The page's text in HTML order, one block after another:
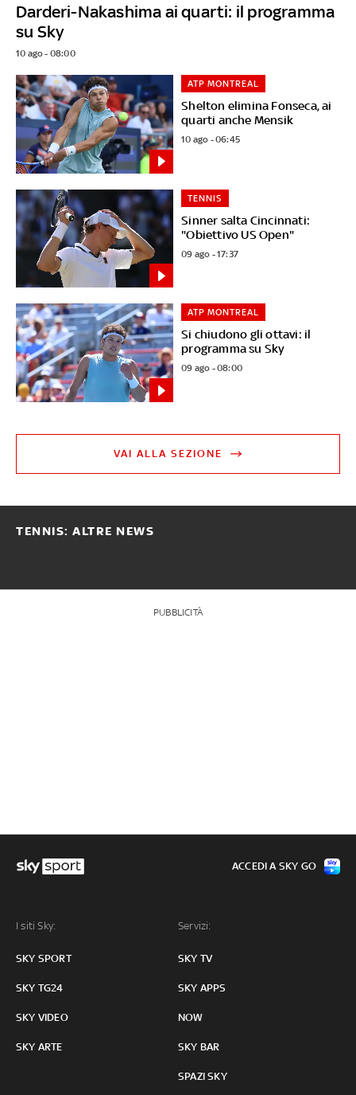
Darderi-Nakashima ai quarti: il programma
su Sky
10 ago - 08:00
Shelton elimina Fonseca, ai
quarti anche Mensik
ATP MONTREAL
10 ago - 06:45
Sinner salta Cincinnati:
"Obiettivo US Open"
TENNIS
09 ago - 17:37
Si chiudono gli ottavi: il
programma su Sky
ATP MONTREAL
09 ago - 08:00
VAI ALLA SEZIONE
TENNIS: ALTRE NEWS
PUBBLICITÀ
I siti Sky:
SKY SPORT
SKY TG24
SKY VIDEO
SKY ARTE
Servizi:
SKY TV
SKY APPS
NOW
SKY BAR
SPAZI SKY
ACCEDI A SKY GO